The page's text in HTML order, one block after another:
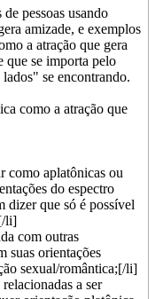
pessoas usando
amizade, e exemplos
a atração que gera
que se importa pelo
se encontrando.
como a atração que
como aplatônicas ou
do espectro
dizer que só é possível
li]
com outras
suas orientações
sexual/romântica;[/li]
a ser